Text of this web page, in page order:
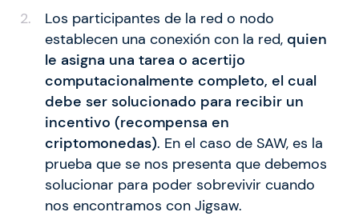
Los participantes de la red o nodo
establecen una conexión con la red, quien
le asigna una tarea o acertijo
computacionalmente completo, el cual
debe ser solucionado para recibir un
incentivo (recompensa en
criptomonedas). En el caso de SAW, es la
prueba que se nos presenta que debemos
solucionar para poder sobrevivir cuando
nos encontramos con Jigsaw.